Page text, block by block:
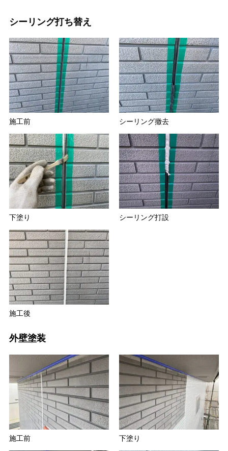
シーリング打ち替え
施工前 シーリング撤去
下塗り シーリング打設
施工後
外壁塗装
施工前 下塗り